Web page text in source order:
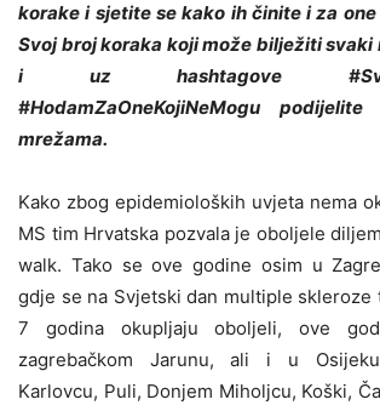
korake i sjetite se kako ih činite i za
Svoj broj koraka koji može bilježiti
i uz hashtagove
#HodamZaOneKojiNeMogu
mrežama.
Kako zbog epidemioloških uvjeta nema
MS tim Hrvatska pozvala je oboljele
walk. Tako se ove godine osim u
gdje se na Svjetski dan multiple skleroze
7 godina okupljaju oboljeli, ove
zagrebačkom Jarunu, ali i u
Karlovcu, Puli, Donjem Miholjcu, Koški,